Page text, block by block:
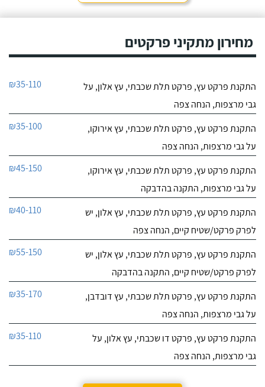
מחירון מתקיני פרקטים
התקנת פרקט עץ, פרקט תלת שכבתי, עץ אלון, על
גבי מרצפות, הנחה צפה
₪35-110
התקנת פרקט עץ, פרקט תלת שכבתי, עץ אירוקו,
על גבי מרצפות, הנחה צפה
₪35-100
התקנת פרקט עץ, פרקט תלת שכבתי, עץ אירוקו,
על גבי מרצפות, התקנה בהדבקה
₪45-150
התקנת פרקט עץ, פרקט תלת שכבתי, עץ אלון, יש
לפרק פרקט/שטיח קיים, הנחה צפה
₪40-110
התקנת פרקט עץ, פרקט תלת שכבתי, עץ אלון, יש
לפרק פרקט/שטיח קיים, התקנה בהדבקה
₪55-150
התקנת פרקט עץ, פרקט תלת שכבתי, עץ דובדבן,
על גבי מרצפות, הנחה צפה
₪35-170
התקנת פרקט עץ, פרקט דו שכבתי, עץ אלון, על
גבי מרצפות, הנחה צפה
₪35-110